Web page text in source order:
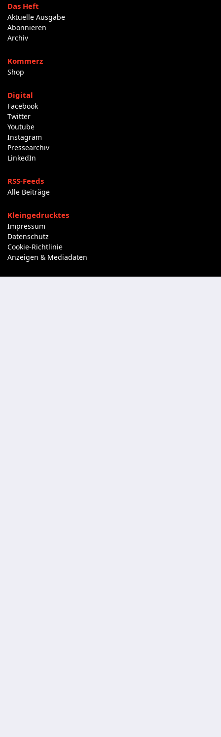
Das Heft
Aktuelle Ausgabe
Abonnieren
Archiv
Kommerz
Shop
Digital
Facebook
Twitter
Youtube
Instagram
Pressearchiv
LinkedIn
RSS-Feeds
Alle Beiträge
Kleingedrucktes
Impressum
Datenschutz
Cookie-Richtlinie
Anzeigen & Mediadaten